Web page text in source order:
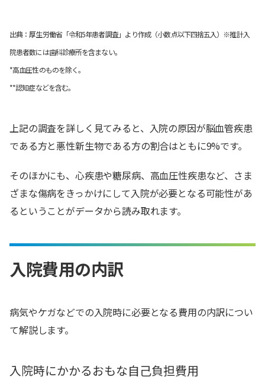
出典：厚生労働省「令和5年患者調査」より作成（小数点以下四捨五入）※推計入
院患者数には歯科診療所を含まない。
*高血圧性のものを除く。
**認知症などを含む。
上記の調査を詳しく見てみると、入院の原因が脳血管疾患
である方と悪性新生物である方の割合はともに9%です。
そのほかにも、心疾患や糖尿病、高血圧性疾患など、さま
ざまな傷病をきっかけにして入院が必要となる可能性があ
るということがデータから読み取れます。
入院費用の内訳
病気やケガなどでの入院時に必要となる費用の内訳につい
て解説します。
入院時にかかるおもな自己負担費用